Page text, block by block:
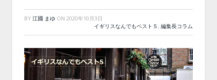
BY 江國 まゆ ON 2020年10月3日
イギリスなんでもベスト５ , 編集長コラム